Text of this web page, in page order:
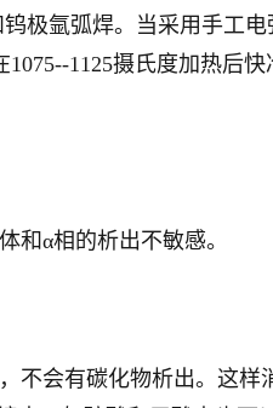
极氩弧焊。当采用手工
1125摄氏度加热后
和α相的析出不敏感。
不会有碳化物析出。这